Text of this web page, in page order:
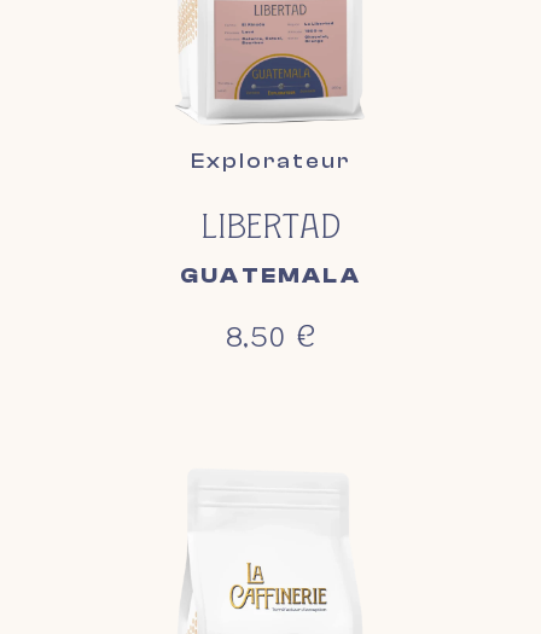
Explorateur
LIBERTAD
GUATEMALA
8,50 €